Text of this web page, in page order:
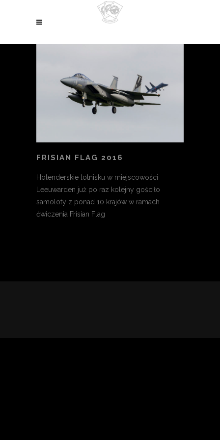
FRISIAN FLAG 2016
Holenderskie lotnisku w miejscowości
Leeuwarden już po raz kolejny gościło
samoloty z ponad 10 krajów w ramach
ćwiczenia Frisian Flag